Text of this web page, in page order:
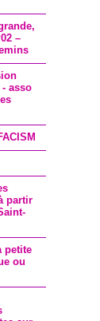
–
- asso
partir
petite
ou